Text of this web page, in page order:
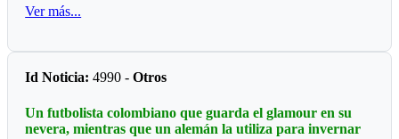
El pasado fin de semana se cumplió en el polideportivo del
patrocinada por el alcalde a José Fernando Peña Rabelo y
comunidad deportiva, hubo dos pantallas LED, sonido
profesional, juego de luces, quince combates y una buena
Ver más...
Id Noticia: 4990 -Otros
Un futbolista colombiano que guarda el glamour en su
nevera, mientras que un alemán la utiliza para invernar